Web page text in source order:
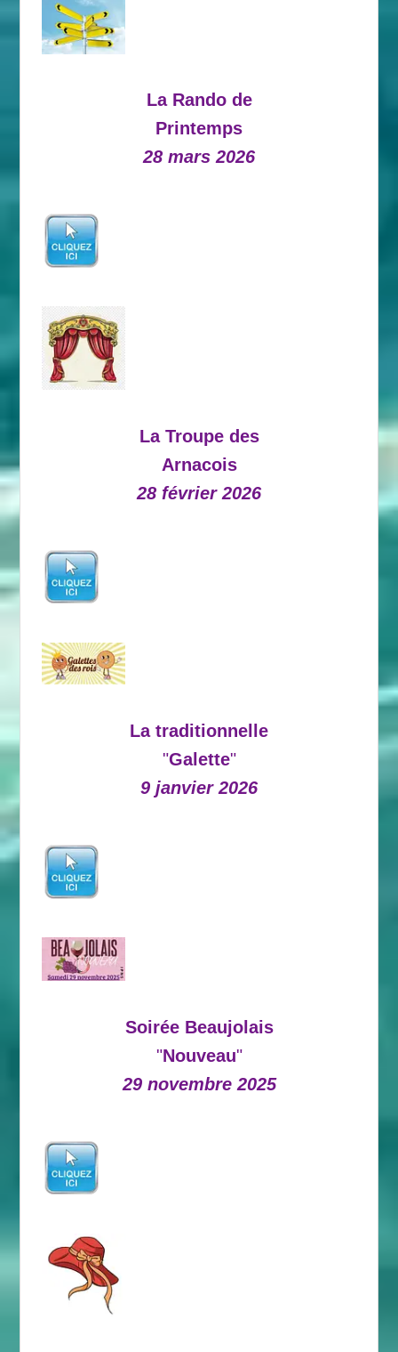
La Rando de
Printemps
28 mars 2026
La Troupe des
Arnacois
28 février 2026
La traditionnelle
"Galette"
9 janvier 2026
Soirée Beaujolais
"Nouveau"
29 novembre 2025